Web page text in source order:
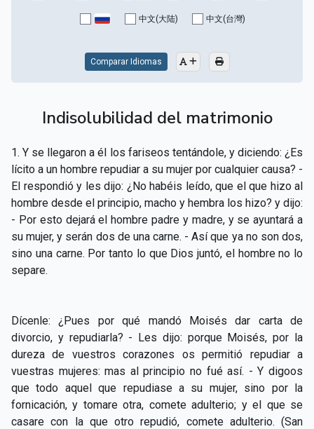
CAPÍTULO XV - Sin caridad no hay salvación
CAPÍTULO XVIII - Muchos son los llamados y pocos
CAPÍTULO XIX - La fe transporta las montañas ▸
CAPÍTULO XX - Los obreros de la última hora ▸
CAPÍTULO XXI - Habrá falsos Cristos y falsos
profetas
CAPÍTULO XXII - No separéis lo que Dios ha unido
CAPÍTULO XXIV - No pongáis la lámpara debajo del
celemín
▸
CAPÍTULO XXV - Buscad y encontraréis ▸
CAPÍTULO XXVI - Dad gratuitamente lo que recibís
gratuitamente
▸
中文(大陆) 中文(台灣)
Comparar Idiomas
Indisolubilidad del matrimonio
1. Y se llegaron a él los fariseos tentándole, y diciendo: ¿Es
lícito a un hombre repudiar a su mujer por cualquier causa? -
El respondió y les dijo: ¿No habéis leído, que el que hizo al
hombre desde el principio, macho y hembra los hizo? y dijo:
- Por esto dejará el hombre padre y madre, y se ayuntará a
su mujer, y serán dos de una carne. - Así que ya no son dos,
sino una carne. Por tanto lo que Dios juntó, el hombre no lo
separe.
Dícenle: ¿Pues por qué mandó Moisés dar carta de
divorcio, y repudiarla? - Les dijo: porque Moisés, por la
dureza de vuestros corazones os permitió repudiar a
vuestras mujeres: mas al principio no fué así. - Y digoos
que todo aquel que repudiase a su mujer, sino por la
fornicación, y tomare otra, comete adulterio; y el que se
casare con la que otro repudió, comete adulterio. (San